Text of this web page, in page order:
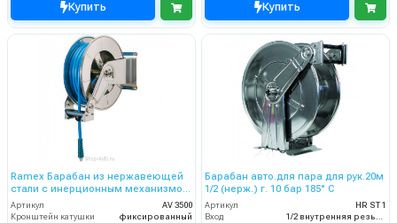
Купить Купить
Ramex Барабан из нержавеющей
стали с инерционным механизмом
AV 3500
Артикул
AV 3500
Кронштейн катушки
фиксированный
Барабан авто.для пара для рук.20м
1/2 (нерж.) г. 10 бар 185° С
Артикул
HR ST 1
Вход
1/2 внутренняя резьба